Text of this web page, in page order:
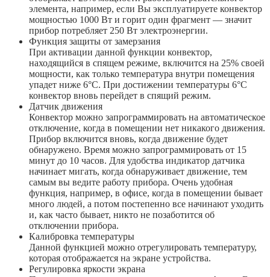
элемента, например, если Вы эксплуатируете конвектор
мощностью 1000 Вт и горит один фрагмент — значит
прибор потребляет 250 Вт электроэнергии.
Функция защиты от замерзания
При активации данной функции конвектор,
находящийся в спящем режиме, включится на 25% своей
мощности, как только температура внутри помещения
упадет ниже 6°С. При достижении температуры 6°С
конвектор вновь перейдет в спящий режим.
Датчик движения
Конвектор можно запрограммировать на автоматическое
отключение, когда в помещении нет никакого движения.
Прибор включится вновь, когда движение будет
обнаружено. Время можно запрограммировать от 15
минут до 10 часов. Для удобства индикатор датчика
начинает мигать, когда обнаруживает движение, тем
самым вы ведите работу прибора. Очень удобная
функция, например, в офисе, когда в помещении бывает
много людей, а потом постепенно все начинают уходить
и, как часто бывает, никто не позаботится об
отключении прибора.
Калибровка температуры
Данной функцией можно отрегулировать температуру,
которая отображается на экране устройства.
Регулировка яркости экрана